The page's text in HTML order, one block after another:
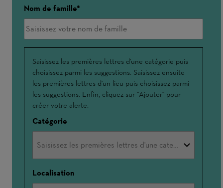
Nom de famille
Interessé(e)
par
Saisissez les premières lettres d'une catégorie puis
choisissez parmi les suggestions. Saisissez ensuite
les premières lettres d'un lieu puis choisissez parmi
les suggestions. Enfin, cliquez sur "Ajouter" pour
créer votre alerte.
Catégorie
Localisation